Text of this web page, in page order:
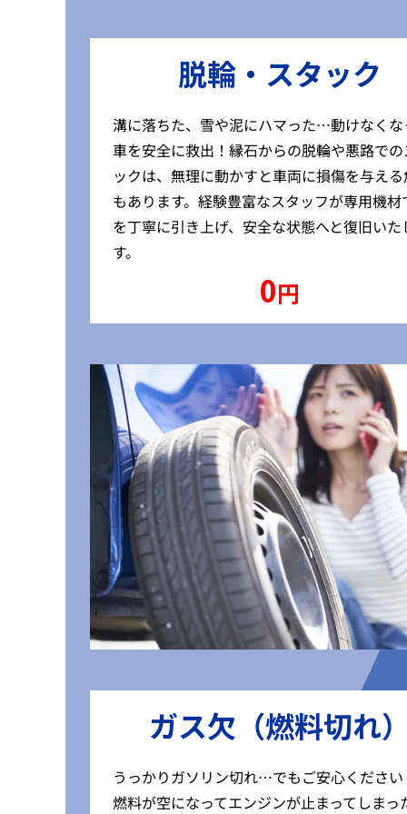
脱輪・スタック
溝に落ちた、雪や泥にハマった…動けなくな
車を安全に救出！縁石からの脱輪や悪路で
ックは、無理に動かすと車両に損傷を与え
もあります。経験豊富なスタッフが専用機材
を丁寧に引き上げ、安全な状態へと復旧いた
す。
0円
ガス欠（燃料切れ
うっかりガソリン切れ…でもご安心ください
燃料が空になってエンジンが止まってしまっ